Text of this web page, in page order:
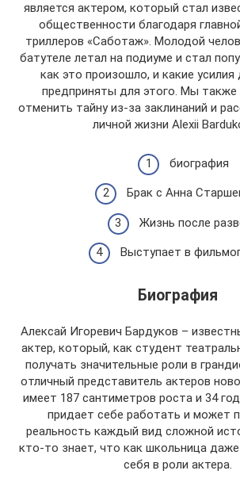
является актером, который стал
общественности благодаря
триллеров «Саботаж». Молодой
батутеле летал на подиуме и стал
как это произошло, и какие
предприняты для этого. Мы также
отменить тайну из-за заклинаний и
личной жизни Alexii
биография
Брак с Анна
Жизнь после
Выступает в
Биография
Алексай Игоревич Бардуков –
актер, который, как студент
получать значительные роли в
отличный представитель актеров
имеет 187 сантиметров роста и 34
придает себе работать и может
реальность каждый вид сложной
кто-то знает, что как школьница
себя в роли актера.